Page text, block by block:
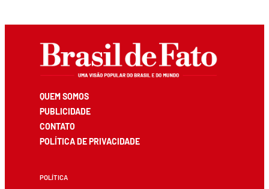
QUEM SOMOS
PUBLICIDADE
CONTATO
POLÍTICA DE PRIVACIDADE
POLÍTICA